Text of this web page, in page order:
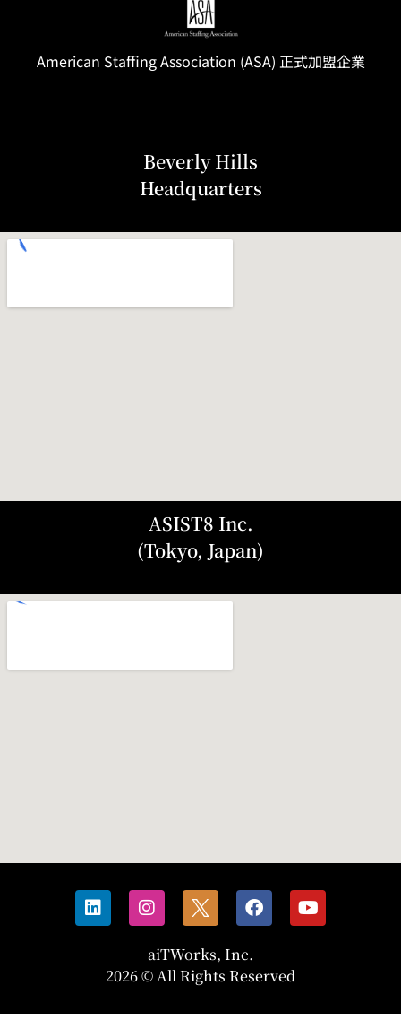
American StaffingAssociation (ASA) 正式加盟企業
Beverly Hills
Headquarters
ASIST8 Inc.
(Tokyo, Japan)
aiTWorks, Inc.
2026 © All Rights Reserved